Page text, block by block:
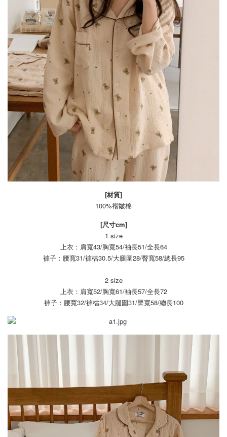
[材質]
100%褶皺棉
[尺寸cm]
1 size
上衣：肩寬43/胸寬54/袖長51/全長64
褲子：腰寬31/褲檔30.5/大腿圍28/臀寬58/總長95
2 size
上衣：肩寬52/胸寬61/袖長57/全長72
褲子：腰寬32/褲檔34/大腿圍31/臀寬58/總長100